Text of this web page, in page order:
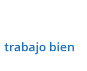
bien